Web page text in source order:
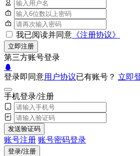
我已阅读并同意 《注册协议》
立即注册
第三方账号登录
登录即同意用户协议已有账号？ 立即
手机登录/注册
发送验证码
账号注册 账号密码登录
登录/注册